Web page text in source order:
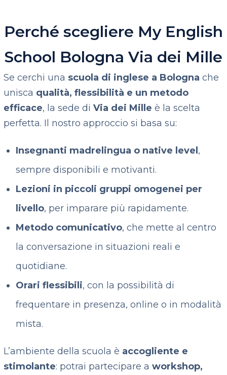
Perché scegliere My English
School Bologna Via dei Mille
Se cerchi una scuola di inglese a Bologna che
unisca qualità, flessibilità e un metodo
efficace, la sede diVia dei Mille è la scelta
perfetta. Il nostro approccio si basa su:
Insegnanti madrelingua o native level ,
sempre disponibili e motivanti.
Lezioni in piccoli gruppi omogenei per
livello, per imparare più rapidamente.
Metodo comunicativo, che mette al centro
la conversazione in situazioni reali e
quotidiane.
Orari flessibili, con la possibilità di
frequentare in presenza, online o in modalità
mista.
L’ambiente della scuola è accogliente e
stimolante: potrai partecipare aworkshop,